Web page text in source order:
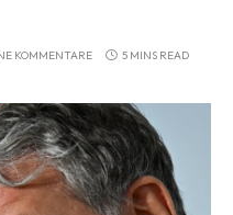
KOMMENTARE 5 MINS READ